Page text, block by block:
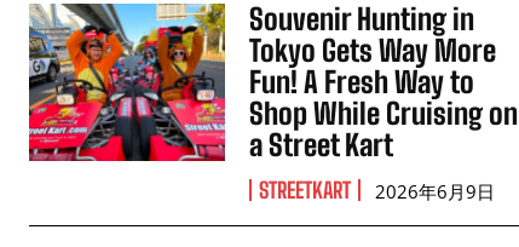
Souvenir Hunting in
Tokyo Gets Way More
Fun! A Fresh Way to
Shop While Cruising on
a Street Kart
STREETKART 2026年6月9日